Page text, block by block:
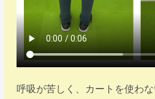
呼吸が苦しく、カートを使わ